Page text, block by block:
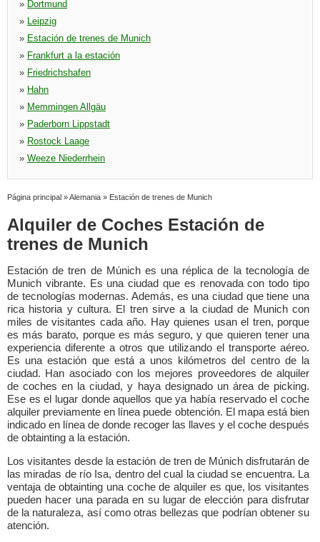
» Dortmund
» Leipzig
» Estación de trenes de Munich
» Frankfurt a la estación
» Friedrichshafen
» Hahn
» Memmingen Allgäu
» Paderborn Lippstadt
» Rostock Laage
» Weeze Niederrhein
Página principal »Alemania » Estación de trenes de Munich
Alquiler de Coches Estación de
trenes de Munich
Estación de tren de Múnich es una réplica de la tecnología de
Munich vibrante. Es una ciudad que es renovada con todo tipo
de tecnologías modernas. Además, es una ciudad que tiene una
rica historia y cultura. El tren sirve a la ciudad de Munich con
miles de visitantes cada año. Hay quienes usan el tren, porque
es más barato, porque es más seguro, y que quieren tener una
experiencia diferente a otros que utilizando el transporte aéreo.
Es una estación que está a unos kilómetros del centro de la
ciudad. Han asociado con los mejores proveedores de alquiler
de coches en la ciudad, y haya designado un área de picking.
Ese es el lugar donde aquellos que ya había reservado el coche
alquiler previamente en línea puede obtención. El mapa está bien
indicado en línea de donde recoger las llaves y el coche después
de obtainting a la estación.
Los visitantes desde la estación de tren de Múnich disfrutarán de
las miradas de río Isa, dentro del cual la ciudad se encuentra. La
ventaja de obtainting una coche de alquiler es que, los visitantes
pueden hacer una parada en su lugar de elección para disfrutar
de la naturaleza, así como otras bellezas que podrían obtener su
atención.